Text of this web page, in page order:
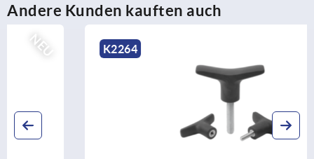
Andere Kunden kauften auch
K2264